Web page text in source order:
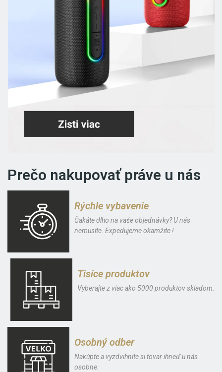
Prečo nakupovať práve u nás
Rýchle vybavenie
Čakáte dlho na vaše objednávky? U nás
nemusíte. Expedujeme okamžite !
Tisíce produktov
Vyberajte z viac ako 5000 produktov skladom.
Osobný odber
Nakúpte a vyzdvihnite si tovar ihneď u nás
osobne.